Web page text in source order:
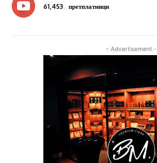
61,453 претплатници
- Advertisement -